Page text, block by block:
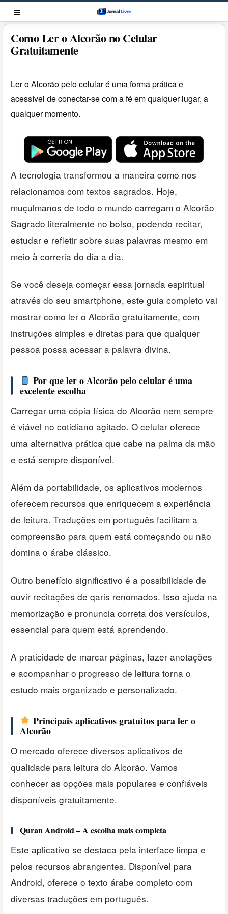
Pular
para
o
conteúdo
MENU
Como Ler o Alcorão no Celular
Gratuitamente
Ler o Alcorão pelo celular é uma forma prática e
acessível de conectar-se com a fé em qualquer lugar, a
qualquer momento.
A tecnologia transformou a maneira como nos
relacionamos com textos sagrados. Hoje,
muçulmanos de todo o mundo carregam o Alcorão
Sagrado literalmente no bolso, podendo recitar,
estudar e refletir sobre suas palavras mesmo em
meio à correria do dia a dia.
Se você deseja começar essa jornada espiritual
através do seu smartphone, este guia completo vai
mostrar como ler o Alcorão gratuitamente, com
instruções simples e diretas para que qualquer
pessoa possa acessar a palavra divina.
Por que ler o Alcorão pelo celular é uma
excelente escolha
Carregar uma cópia física do Alcorão nem sempre
é viável no cotidiano agitado. O celular oferece
uma alternativa prática que cabe na palma da mão
e está sempre disponível.
Além da portabilidade, os aplicativos modernos
oferecem recursos que enriquecem a experiência
de leitura. Traduções em português facilitam a
compreensão para quem está começando ou não
domina o árabe clássico.
Outro benefício significativo é a possibilidade de
ouvir recitações de qaris renomados. Isso ajuda na
memorização e pronuncia correta dos versículos,
essencial para quem está aprendendo.
A praticidade de marcar páginas, fazer anotações
e acompanhar o progresso de leitura torna o
estudo mais organizado e personalizado.
Principais aplicativos gratuitos para ler o
Alcorão
O mercado oferece diversos aplicativos de
qualidade para leitura do Alcorão. Vamos
conhecer as opções mais populares e confiáveis
disponíveis gratuitamente.
Quran Android – A escolha mais completa
Este aplicativo se destaca pela interface limpa e
pelos recursos abrangentes. Disponível para
Android, oferece o texto árabe completo com
diversas traduções em português.